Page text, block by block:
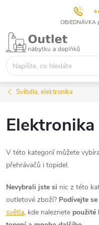
Přejít
obsah
Svítidla, elektronika
Elektronika
V této kategorií můžete
přehrávačů i topidel.
Nevybrali jste si nic z této
outletové zboží? Podívejte
světla, kde naleznete použité